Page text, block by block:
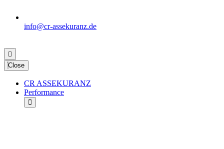
info@cr-assekuranz.de
Close
CR ASSEKURANZ
Performance